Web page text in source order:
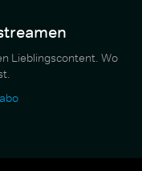
Lieblingscontent. Wo